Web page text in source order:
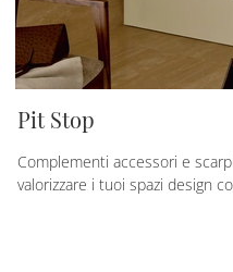
Pit Stop
Complementi accessori e
valorizzare i tuoi spazi design